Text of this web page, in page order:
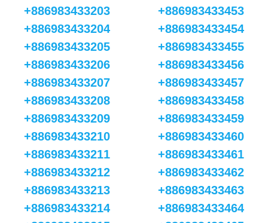
+886983433203
+886983433204
+886983433205
+886983433206
+886983433207
+886983433208
+886983433209
+886983433210
+886983433211
+886983433212
+886983433213
+886983433214
+886983433453
+886983433454
+886983433455
+886983433456
+886983433457
+886983433458
+886983433459
+886983433460
+886983433461
+886983433462
+886983433463
+886983433464